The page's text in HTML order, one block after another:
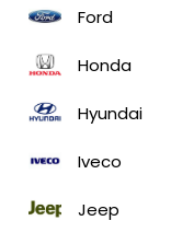
Ford
Honda
Hyundai
Iveco
Jeep